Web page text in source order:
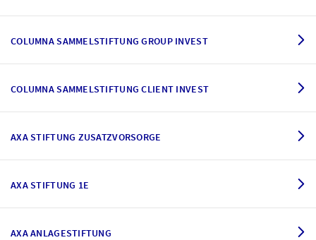
COLUMNA SAMMELSTIFTUNG GROUP INVEST
COLUMNA SAMMELSTIFTUNG CLIENT INVEST
AXA STIFTUNG ZUSATZVORSORGE
AXA STIFTUNG 1E
AXA ANLAGESTIFTUNG